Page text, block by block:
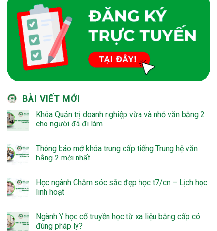
BÀI VIẾT MỚI
Khóa Quản trị doanh nghiệp vừa và nhỏ văn bằng 2
cho người đã đi làm
Thông báo mở khóa trung cấp tiếng Trung hệ văn
bằng 2 mới nhất
Học ngành Chăm sóc sắc đẹp học t7/cn – Lịch học
linh hoạt
Ngành Y học cổ truyền học từ xa liệu bằng cấp có
đúng pháp lý?